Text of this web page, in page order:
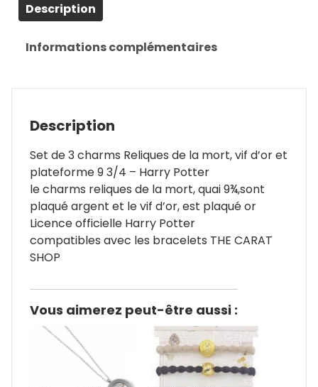
Description
Informations complémentaires
Description
Set de 3 charms Reliques de la mort, vif d’or et
plateforme 9 3/4 – Harry Potter
le charms reliques de la mort, quai 9¾,sont
plaqué argent et le vif d’or, est plaqué or
Licence officielle Harry Potter
compatibles avec les bracelets THE CARAT
SHOP
Vous aimerez peut-être aussi :